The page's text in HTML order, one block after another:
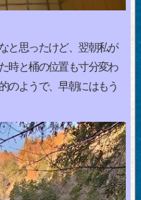
と思ったけど、翌朝私が
時と桶の位置も寸分変わ
のようで、早朝にはもう